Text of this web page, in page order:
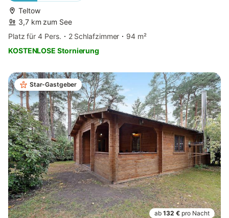
Teltow
3,7 km zum See
Platz für 4 Pers.
2 Schlafzimmer
94 m²
KOSTENLOSE Stornierung
Star-Gastgeber
ab 132 € pro Nacht